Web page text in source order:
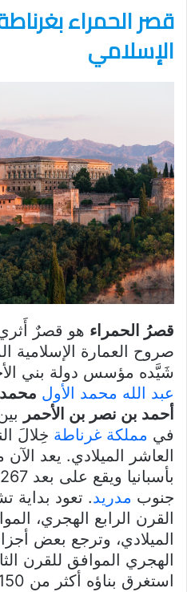
قصر الحمراء
الإسلامي
قصرُ الحمراء هو قصرٌ
صروح العمارة الإسلامية
شَيَّده مؤسس دولة بني
عبد الله محمد الأول
أحمد بن نصر بن الأحمر
في مملكة غرناطة خِلالَ
العاشر الميلادي. يعد
جنوب مدريد. تعود بداية
القرن الرابع الهجري،
الميلادي، وترجع بعض
الهجري الموافق للقرن
استغرق بناؤه أكثر من 150 سنة.